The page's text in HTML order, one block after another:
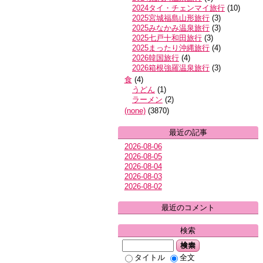
2024タイ・チェンマイ旅行 (10)
2025宮城福島山形旅行 (3)
2025みなかみ温泉旅行 (3)
2025七戸十和田旅行 (3)
2025まったり沖縄旅行 (4)
2026韓国旅行 (4)
2026箱根強羅温泉旅行 (3)
食 (4)
うどん (1)
ラーメン (2)
(none) (3870)
最近の記事
2026-08-06
2026-08-05
2026-08-04
2026-08-03
2026-08-02
最近のコメント
検索
検索
タイトル 全文